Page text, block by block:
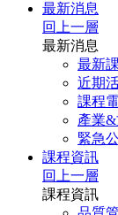
最新消息
回上一層
最新消息
最新
近期
課程
產業
緊急
課程資訊
回上一層
課程資訊